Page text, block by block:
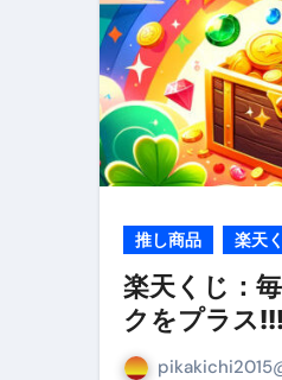
金
【
こ
意
弁
推し商品 楽天
楽天くじ：
クをプラス!!!